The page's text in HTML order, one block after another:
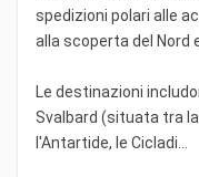
spedizioni polari alle
alla scoperta del Nord
Le destinazioni
Svalbard (situata tra la
l'Antartide, le Cicladi...